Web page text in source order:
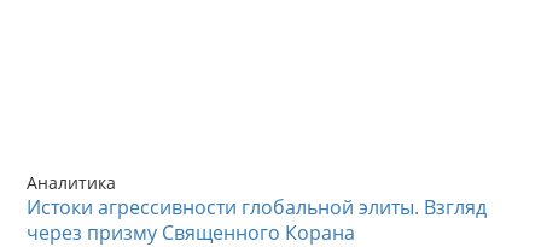
Аналитика
Истоки агрессивности глобальной элиты. Взгляд
через призму Священного Корана